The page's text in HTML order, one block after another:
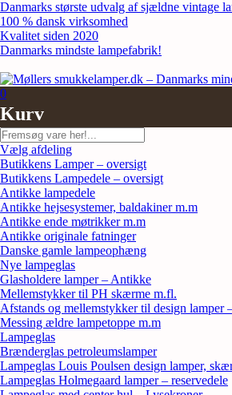
Skip
to
content
Danmarks største udvalg af sjældne vintage
100 % dansk virksomhed
Kvalitet siden 2020
Danmarks mindste lampefabrik!
0
Kurv
Søg
Vælg afdeling
Butikkens Lamper – oversigt
Butikkens Lampedele – oversigt
Antikke lampedele
Antikke hejsesystemer, baldakiner m.m
Antikke ende møtrikker m.m
Antikke originale fatninger
Danske gamle lampeophæng
Nye lampeglas
Glasholdere lamper – Antikke
Mellemstykker til PH skærme m.fl.
Afstands og mellemstykker til design lamper
Messing ældre lampetoppe m.m
Lampeglas
Brænderglas petroleumslamper
Lampeglas Louis Poulsen design lamper,
Lampeglas Holmegaard lamper – reservedele